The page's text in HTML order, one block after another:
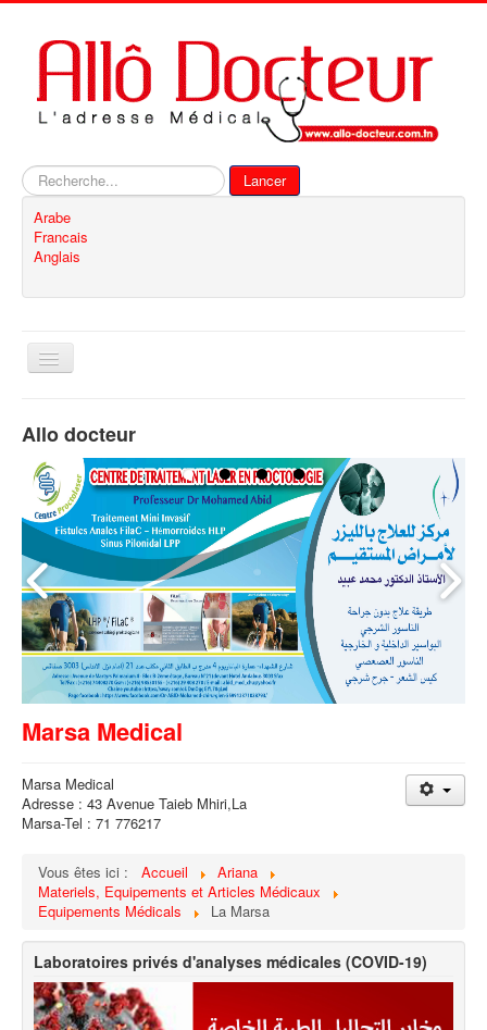
Rechercher
Lancer
Arabe
Francais
Anglais
Basculer
Contact
Allo docteur
Marsa Medical
Marsa Medical
Adresse : 43 Avenue Taieb Mhiri,La
Marsa-Tel : 71 776217
Vous êtes ici : Accueil
Ariana
Materiels, Equipements et Articles Médicaux
Equipements Médicals
La Marsa
Laboratoires privés d'analyses médicales (COVID-19)